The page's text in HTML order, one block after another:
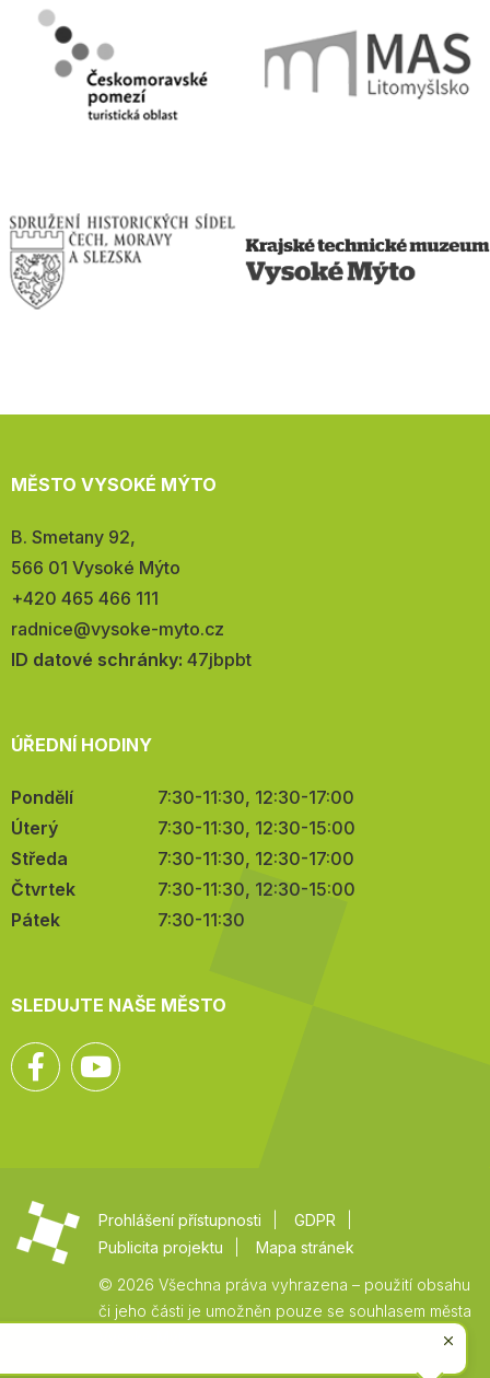
MĚSTO VYSOKÉ MÝTO
Adresa:
B. Smetany 92,
566 01 Vysoké Mýto
Telefon:
+420 465 466 111
E-
mail:
radnice@vysoke-myto.cz
ID datové schránky: 47jbpbt
ÚŘEDNÍ HODINY
Pondělí
7:30-11:30, 12:30-17:00
Úterý
7:30-11:30, 12:30-15:00
Středa
7:30-11:30, 12:30-17:00
Čtvrtek
7:30-11:30, 12:30-15:00
Pátek
7:30-11:30
SLEDUJTE NAŠE MĚSTO
Facebook
Prohlášení přístupnosti
GDPR
Publicita projektu
Mapa stránek
© 2026 Všechna práva vyhrazena – použití obsahu
či jeho části je umožněn pouze se souhlasem města